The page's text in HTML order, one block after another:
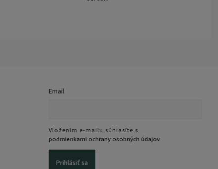
Email
Vložením e-mailu súhlasíte s
podmienkami ochrany osobných údajov
Prihlásiť sa